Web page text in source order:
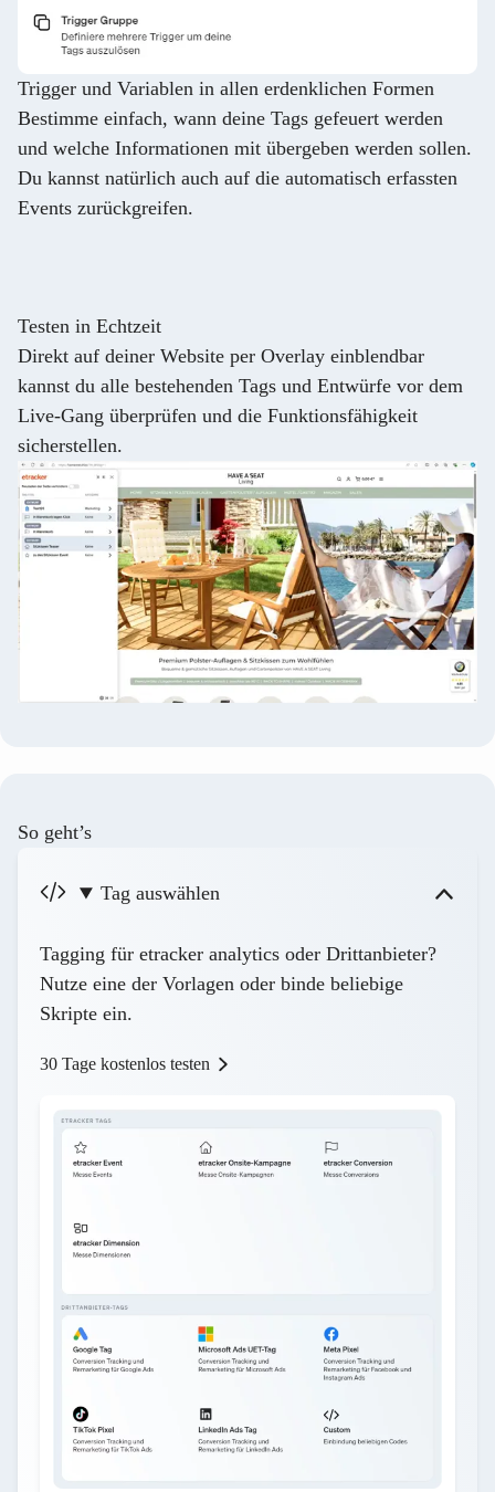
Trigger und Variablen in allen erdenklichen Formen
Bestimme einfach, wann deine Tags gefeuert werden
und welche Informationen mit übergeben werden sollen.
Du kannst natürlich auch auf die automatisch erfassten
Events zurückgreifen.
Testen in Echtzeit
Direkt auf deiner Website per Overlay einblendbar
kannst du alle bestehenden Tags und Entwürfe vor dem
Live-Gang überprüfen und die Funktionsfähigkeit
sicherstellen.
So geht’s
Tag auswählen
Tagging für etracker analytics oder Drittanbieter?
Nutze eine der Vorlagen oder binde beliebige
Skripte ein.
30 Tage kostenlos testen